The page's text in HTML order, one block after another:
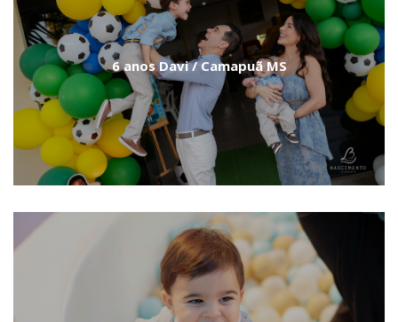
6 anos Davi / Camapuã MS